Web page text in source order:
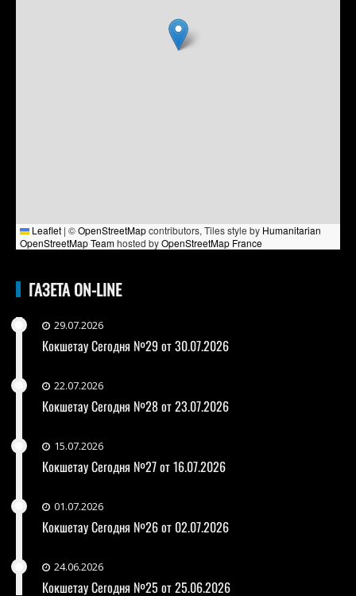
Leaflet | ©OpenStreetMapcontributors, Tiles style by Humanitarian
OpenStreetMap Teamhosted byOpenStreetMap France
ГАЗЕТА ON-LINE
29.07.2026
Кокшетау Сегодня №29 от 30.07.2026
22.07.2026
Кокшетау Сегодня №28 от 23.07.2026
15.07.2026
Кокшетау Сегодня №27 от 16.07.2026
01.07.2026
Кокшетау Сегодня №26 от 02.07.2026
24.06.2026
Кокшетау Сегодня №25 от 25.06.2026